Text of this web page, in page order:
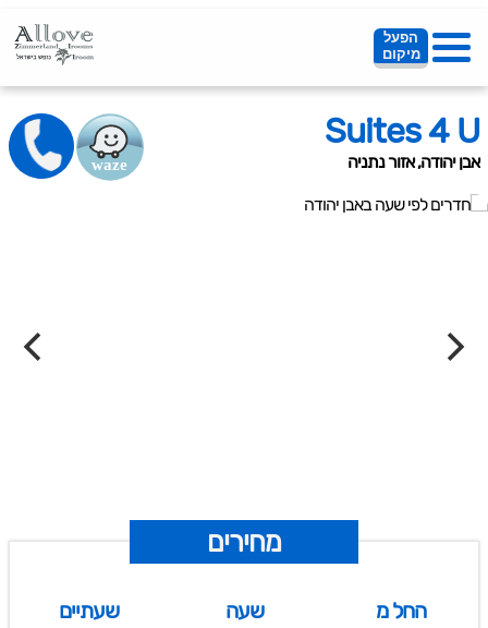
הפעל
מיקום
Suites 4 U
אבן יהודה, אזור נתניה
מחירים
החל מ
שעה
שעתיים